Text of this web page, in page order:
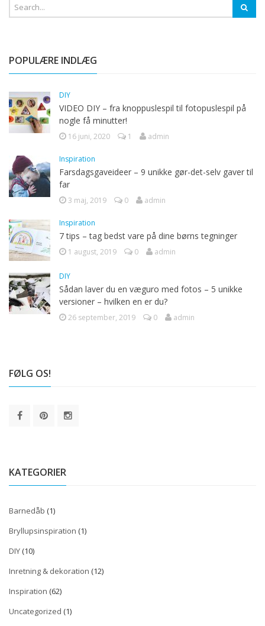
POPULÆRE INDLÆG
DIY
VIDEO DIY – fra knoppuslespil til fotopuslespil på
nogle få minutter!
16 juni, 2020 1 admin
Inspiration
Farsdagsgaveideer – 9 unikke gør-det-selv gaver til
far
3 maj, 2019 0 admin
Inspiration
7 tips – tag bedst vare på dine børns tegninger
1 august, 2019 0 admin
DIY
Sådan laver du en væguro med fotos – 5 unikke
versioner – hvilken en er du?
26 september, 2019 0 admin
FØLG OS!
KATEGORIER
Barnedåb (1)
Bryllupsinspiration (1)
DIY(10)
Inretning & dekoration (12)
Inspiration (62)
Uncategorized (1)